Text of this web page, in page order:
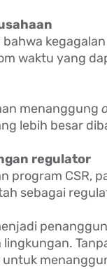
waktu yang
menanggung
lebih besar
regulator
program CSR,
sebagai